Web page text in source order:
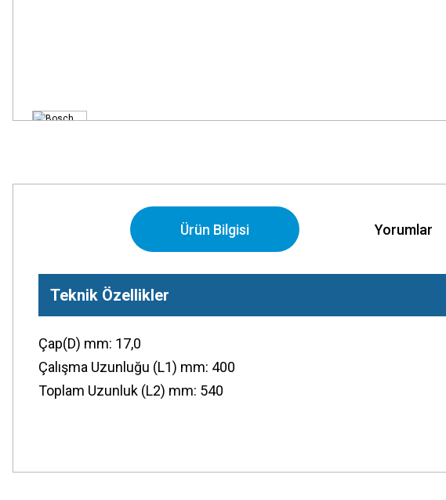
Ürün Bilgisi Yorumlar
Teknik Özellikler
Çap(D) mm: 17,0
Çalışma Uzunluğu (L1) mm: 400
Toplam Uzunluk (L2) mm: 540
Görüş ve önerileriniz için teşekkür ederiz.